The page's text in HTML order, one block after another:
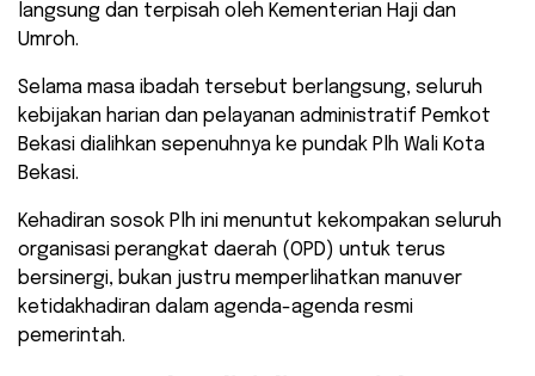
langsung dan terpisah oleh Kementerian Haji dan
Umroh.
Selama masa ibadah tersebut berlangsung, seluruh
kebijakan harian dan pelayanan administratif Pemkot
Bekasi dialihkan sepenuhnya ke pundak Plh Wali Kota
Bekasi.
​Kehadiran sosok Plh ini menuntut kekompakan seluruh
organisasi perangkat daerah (OPD) untuk terus
bersinergi, bukan justru memperlihatkan manuver
ketidakhadiran dalam agenda-agenda resmi
pemerintah.